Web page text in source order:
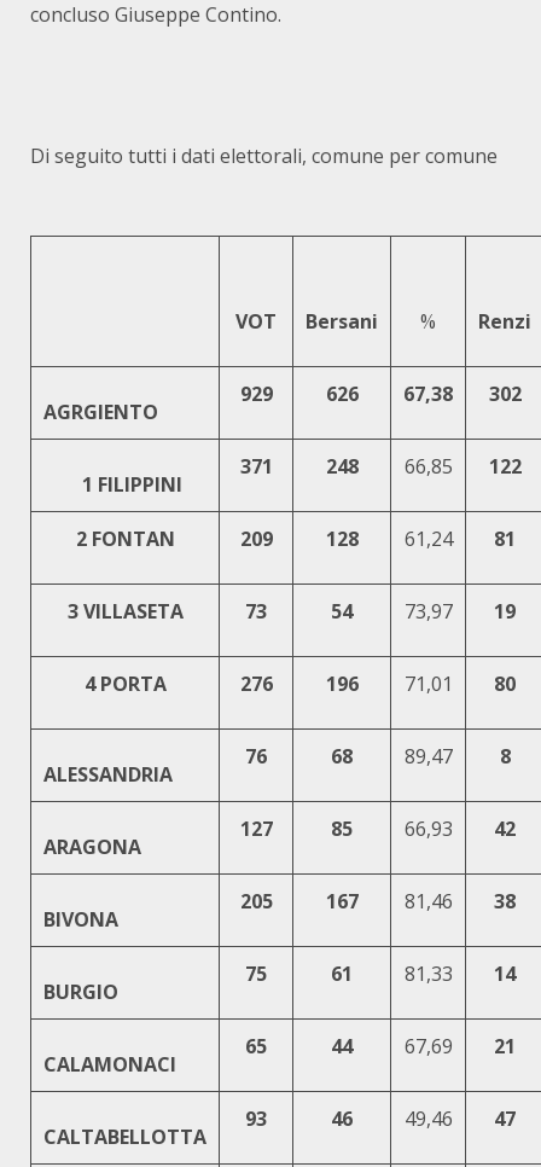
concluso Giuseppe Contino.
Di seguito tutti i dati elettorali, comune per comune
VOT Bersani % Renzi
AGRGIENTO
929 626 67,38 302
1 FILIPPINI
371 248 66,85 122
2 FONTAN 209 128 61,24 81
3 VILLASETA 73 54 73,97 19
4 PORTA 276 196 71,01 80
ALESSANDRIA
76 68 89,47 8
ARAGONA
127 85 66,93 42
BIVONA
205 167 81,46 38
BURGIO
75 61 81,33 14
CALAMONACI
65 44 67,69 21
CALTABELLOTTA
93 46 49,46 47